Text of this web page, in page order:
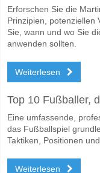
Erforschen Sie die
Prinzipien, potenziellen
Sie, wann und wo Sie
anwenden sollten.
Weiterlesen
Top 10 Fußballer,
Eine umfassende,
das Fußballspiel
Taktiken, Positionen
Weiterlesen